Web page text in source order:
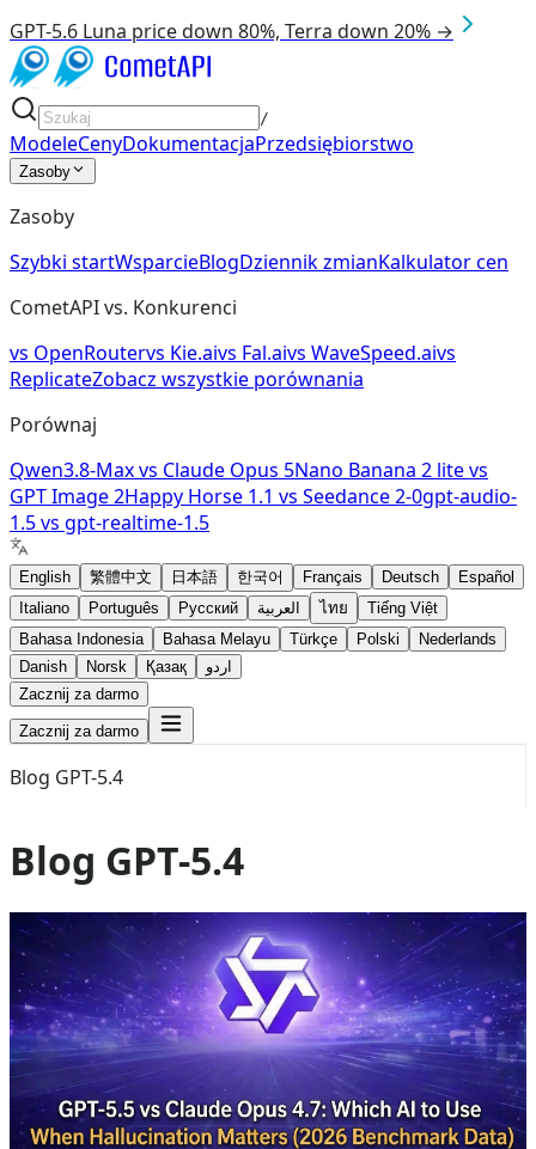
GPT-5.6 Luna price down 80%, Terra down 20% →
/
ModeleCenyDokumentacjaPrzedsiębiorstwo
Zasoby
Zasoby
Szybki startWsparcieBlogDziennik zmianKalkulator cen
CometAPI vs. Konkurenci
vs OpenRoutervs Kie.aivs Fal.aivs WaveSpeed.aivs
ReplicateZobacz wszystkie porównania
Porównaj
Qwen3.8-Maxvs Claude Opus 5Nano Banana 2 litevs
GPT Image 2Happy Horse 1.1 vs Seedance 2-0gpt-audio-
1.5vs gpt-realtime-1.5
English 繁體中文 日本語 한국어 Français Deutsch
Español
Italiano
Português Русский العربية ไทย
Tiếng Việt
Bahasa Indonesia
Bahasa Melayu Türkçe Polski
Nederlands
Danish
Norsk Қазақ
اردو
Zacznij za darmo
Zacznij za darmo
Blog GPT-5.4
Blog GPT-5.4